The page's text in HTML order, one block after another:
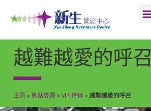
越難越愛的呼召
主頁 » 焦點専題» VIP 特稿» 越難越愛的呼召